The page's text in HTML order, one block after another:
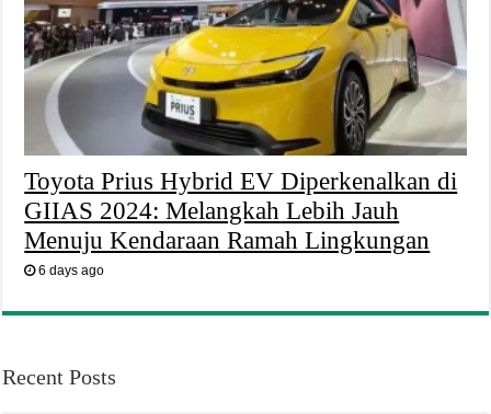
Toyota Prius Hybrid EV Diperkenalkan di
GIIAS 2024: Melangkah Lebih Jauh
Menuju Kendaraan Ramah Lingkungan
6 days ago
Recent Posts